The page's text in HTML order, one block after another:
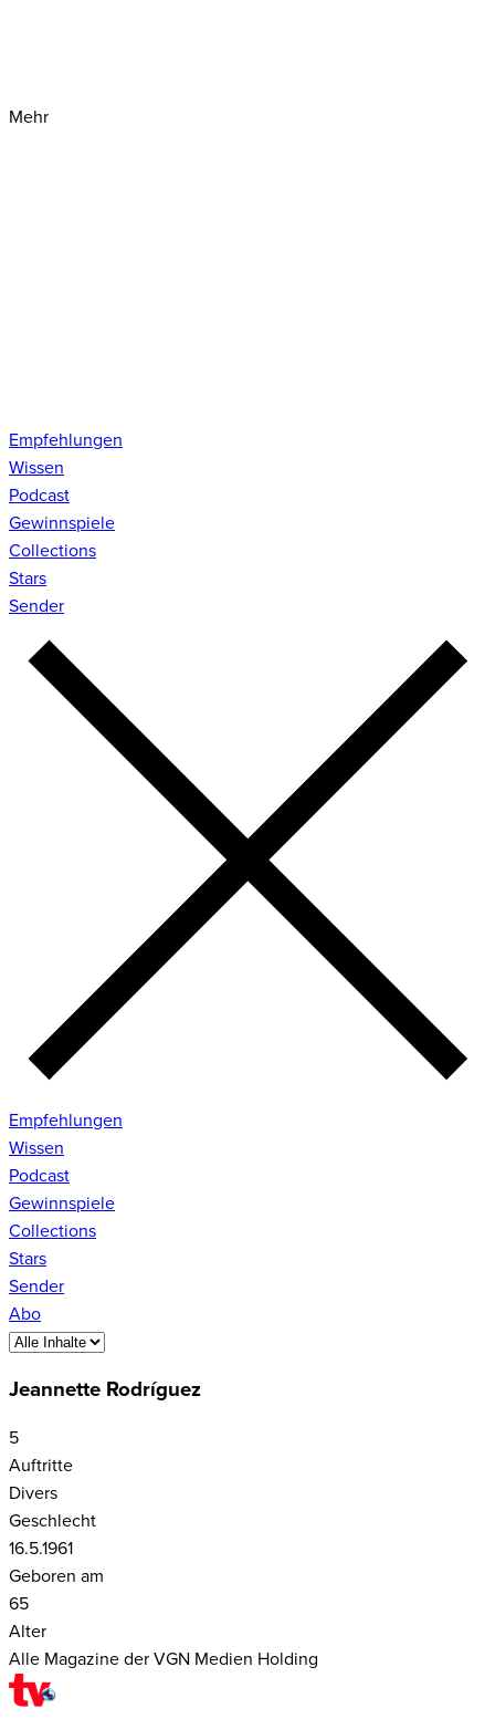
Mehr
Empfehlungen
Wissen
Podcast
Gewinnspiele
Collections
Stars
Sender
Empfehlungen
Wissen
Podcast
Gewinnspiele
Collections
Stars
Sender
Abo
Jeannette Rodríguez
5
Auftritte
Divers
Geschlecht
16.5.1961
Geboren am
65
Alter
Alle Magazine der VGN Medien Holding